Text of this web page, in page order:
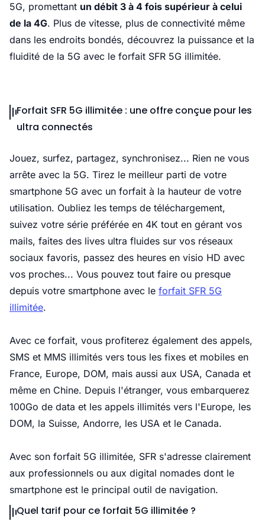
5G, promettant un débit 3 à 4 fois supérieur à celui
de la 4G. Plus de vitesse, plus de connectivité même
dans les endroits bondés, découvrez la puissance et la
fluidité de la 5G avec le forfait SFR 5G illimitée.
Forfait SFR 5G illimitée : une offre conçue pour les
ultra connectés
Jouez, surfez, partagez, synchronisez... Rien ne vous
arrête avec la 5G. Tirez le meilleur parti de votre
smartphone 5G avec un forfait à la hauteur de votre
utilisation. Oubliez les temps de téléchargement,
suivez votre série préférée en 4K tout en gérant vos
mails, faites des lives ultra fluides sur vos réseaux
sociaux favoris, passez des heures en visio HD avec
vos proches... Vous pouvez tout faire ou presque
depuis votre smartphone avec le forfait SFR 5G
illimitée.
Avec ce forfait, vous profiterez également des appels,
SMS et MMS illimités vers tous les fixes et mobiles en
France, Europe, DOM, mais aussi aux USA, Canada et
même en Chine. Depuis l'étranger, vous embarquerez
100Go de data et les appels illimités vers l'Europe, les
DOM, la Suisse, Andorre, les USA et le Canada.
Avec son forfait 5G illimitée, SFR s'adresse clairement
aux professionnels ou aux digital nomades dont le
smartphone est le principal outil de navigation.
Quel tarif pour ce forfait 5G illimitée ?